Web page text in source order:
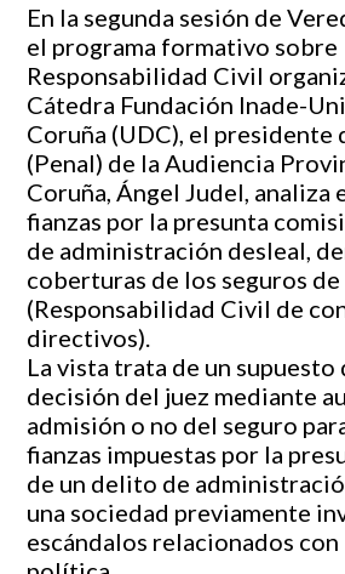
En la segunda sesión de
el programa formativo sobre
Responsabilidad Civil
Cátedra Fundación Inade-
Coruña (UDC), el presidente
(Penal) de la Audiencia
Coruña, Ángel Judel, analiza
fianzas por la presunta
de administración desleal,
coberturas de los seguros
(Responsabilidad Civil de
directivos).
La vista trata de un supuesto
decisión del juez mediante
admisión o no del seguro
fianzas impuestas por la
de un delito de
una sociedad previamente
escándalos relacionados